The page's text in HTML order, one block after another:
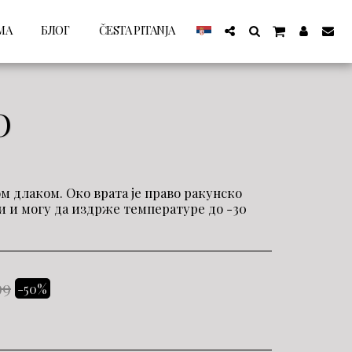
БЛОГ ČESTA PITANJA
длаком. Око врата је право ракунско
и могу да издрже температуре до -30
-50%